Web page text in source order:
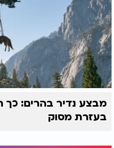
מבצע נדיר בהרים: כך
בעזרת מסוק